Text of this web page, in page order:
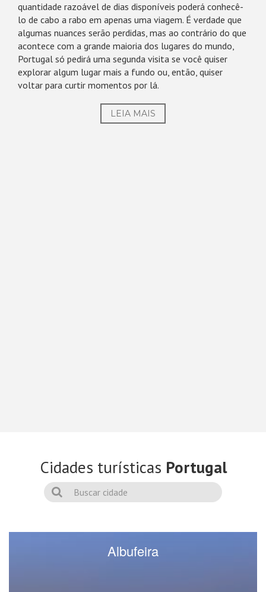
quantidade razoável de dias disponíveis poderá conhecê-
lo de cabo a rabo em apenas uma viagem. É verdade que
algumas nuances serão perdidas, mas ao contrário do que
acontece com a grande maioria dos lugares do mundo,
Portugal só pedirá uma segunda visita se você quiser
explorar algum lugar mais a fundo ou, então, quiser
voltar para curtir momentos por lá.
LEIA MAIS
Cidades turísticas Portugal
Albufeira